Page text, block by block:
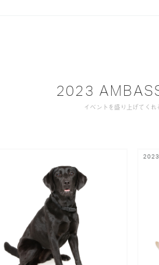
2023
イベントを盛り上げてくれ
2023